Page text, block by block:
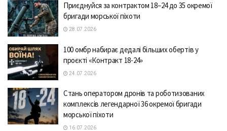
Приєднуйся за контрактом 18–24 до 35 окремої
бригади морської піхоти
28.07.2026
100 омбр набирає дедалі більших обертів у
проєкті «Контракт 18-24»
24.07.2026
Стань оператором дронів та роботизованих
комплексів легендарної 36 окремої бригади
морської піхоти
16.07.2026